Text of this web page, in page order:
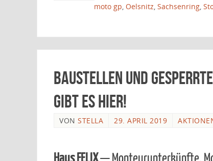
moto gp, Oelsnitz, Sachsenring,
Baustellen und
gibt es hier!
VON STELLA 29. APRIL 2019